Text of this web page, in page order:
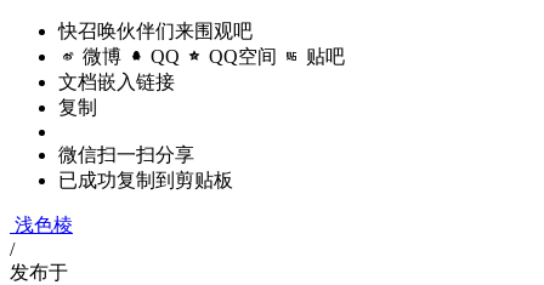
快召唤伙伴们来围观吧
微博 QQ QQ空间 贴吧
文档嵌入链接
复制
微信扫一扫分享
已成功复制到剪贴板
浅色棱
/
发布于